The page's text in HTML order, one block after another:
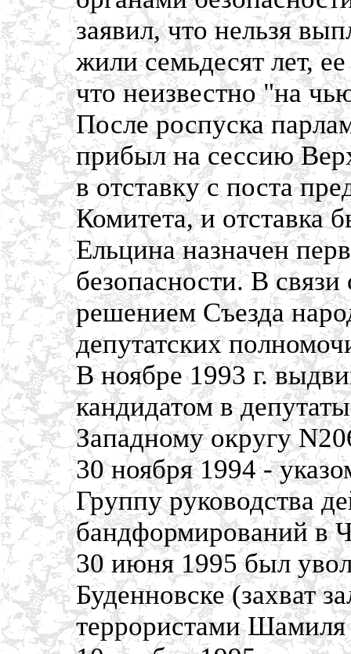
заявил, что нельзя
жили семьдесят лет,
что неизвестно "на
После роспуска
прибыл на сессию
в отставку с поста
Комитета, и отставка
Ельцина назначен
безопасности. В
решением Съезда
депутатских
В ноябре 1993 г.
кандидатом в
Западному округу
30 ноября 1994 -
Группу руководства
бандформирований в
30 июня 1995 был
Буденновске (захват
террористами Шамиля